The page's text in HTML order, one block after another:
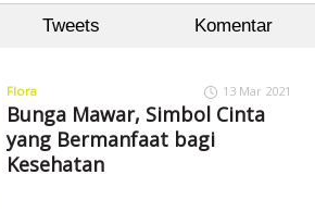
Tweets Komentar
Flora 13 Mar 2021
Bunga Mawar, Simbol Cinta
yang Bermanfaat bagi
Kesehatan